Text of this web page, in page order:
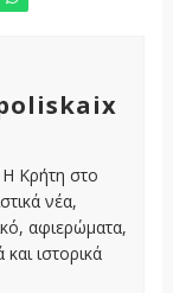
Η Κρήτη στο
νέα,
αφιερώματα,
ιστορικά